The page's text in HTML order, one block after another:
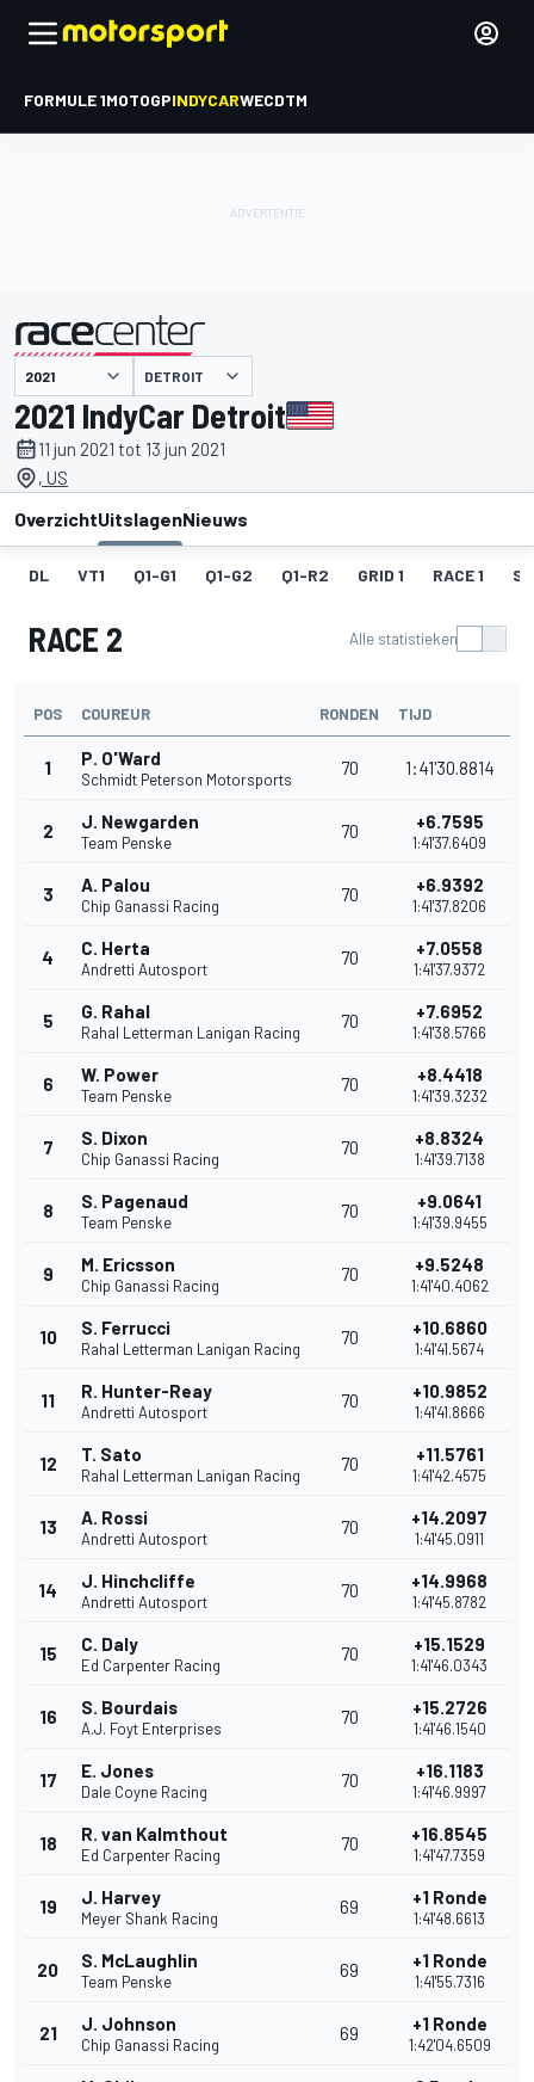
FORMULE 1MOTOGPINDYCARWECDTM
gepresenteerd door DETROIT
2021 IndyCar Detroit
11 jun 2021 tot 13 jun 2021
, US
OverzichtUitslagenNieuws
DL VT1 Q1-G1 Q1-G2 Q1-R2 GRID 1 RACE 1
RACE 2 Alle statistieken
POS COUREUR RONDEN TIJD
1 P. O'Ward
Schmidt Peterson Motorsports
70 1:41'30.8814
2 J. Newgarden
Team Penske
70 +6.7595
1:41'37.6409
3 A. Palou
Chip Ganassi Racing
70 +6.9392
1:41'37.8206
4 C. Herta
Andretti Autosport
70 +7.0558
1:41'37.9372
5 G. Rahal
Rahal Letterman Lanigan Racing
70 +7.6952
1:41'38.5766
6 W. Power
Team Penske
70 +8.4418
1:41'39.3232
7 S. Dixon
Chip Ganassi Racing
70 +8.8324
1:41'39.7138
8 S. Pagenaud
Team Penske
70 +9.0641
1:41'39.9455
9 M. Ericsson
Chip Ganassi Racing
70 +9.5248
1:41'40.4062
10 S. Ferrucci
Rahal Letterman Lanigan Racing
70 +10.6860
1:41'41.5674
11 R. Hunter-Reay
Andretti Autosport
70 +10.9852
1:41'41.8666
12 T. Sato
Rahal Letterman Lanigan Racing
70 +11.5761
1:41'42.4575
13 A. Rossi
Andretti Autosport
70 +14.2097
1:41'45.0911
14 J. Hinchcliffe
Andretti Autosport
70 +14.9968
1:41'45.8782
15 C. Daly
Ed Carpenter Racing
70 +15.1529
1:41'46.0343
16 S. Bourdais
A.J. Foyt Enterprises
70 +15.2726
1:41'46.1540
17 E. Jones
Dale Coyne Racing
70 +16.1183
1:41'46.9997
18 R. van Kalmthout
Ed Carpenter Racing
70 +16.8545
1:41'47.7359
19 J. Harvey
Meyer Shank Racing
69 +1 Ronde
1:41'48.6613
20 S. McLaughlin
Team Penske
69 +1 Ronde
1:41'55.7316
21 J. Johnson
Chip Ganassi Racing
69 +1 Ronde
1:42'04.6509